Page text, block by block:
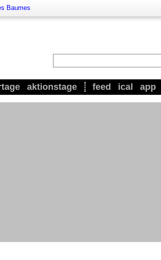
Baumes
aktionstage feed ical app